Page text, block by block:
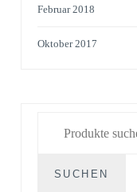
Februar 2018
Oktober 2017
SUCHEN